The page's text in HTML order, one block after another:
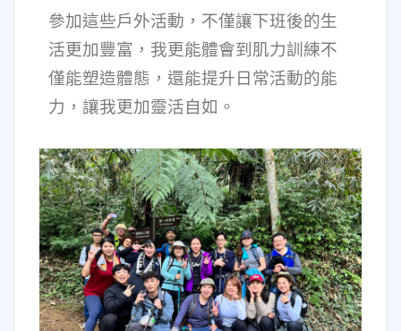
參加這些戶外活動，不僅讓下班後的生
活更加豐富，我更能體會到肌力訓練不
僅能塑造體態，還能提升日常活動的能
力，讓我更加靈活自如。